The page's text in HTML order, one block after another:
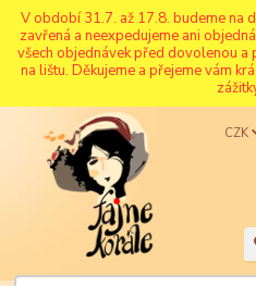
V období 31.7. až 17.8. budeme na
zavřená a neexpedujeme ani
všech objednávek před dovolenou
na lištu. Děkujeme a přejeme vám
CZK